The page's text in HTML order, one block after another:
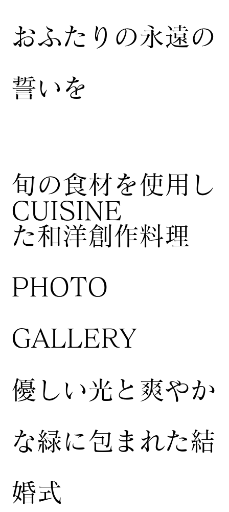
CUISINE
​旬の食材を使用し
た和洋創作料理
​PHOTO
GALLERY
​優しい光と爽やか
な緑に包まれた結
婚式
おふたりの永遠の
誓いを